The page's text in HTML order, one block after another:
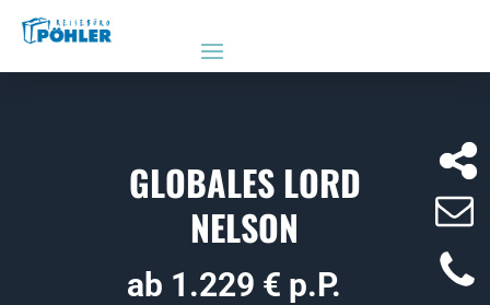
GLOBALES LORD
NELSON
ab 1.229 € p.P.